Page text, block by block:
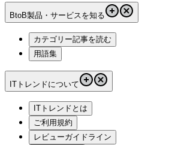
BtoB製品・サービスを知る
カテゴリー記事を読む
用語集
ITトレンドについて
ITトレンドとは
ご利用規約
レビューガイドライン